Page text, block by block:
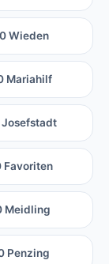
Wieden
Mariahilf
Favoriten
Meidling
Penzing